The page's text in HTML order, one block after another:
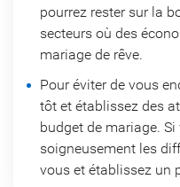
pourrez rester sur la
secteurs où des
mariage de rêve.
Pour éviter de vous
tôt et établissez des
budget de mariage.
soigneusement les
vous et établissez un